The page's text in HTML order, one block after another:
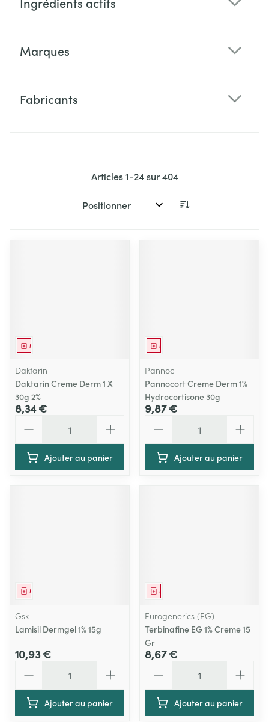
Marques
Fabricants
Articles1-24sur404
Trier par:
Médicament
Daktarin
Daktarin Creme Derm 1 X
30g 2%
8,34 €
Ajouter au panier
Médicament
Pannoc
Pannocort Creme Derm 1%
Hydrocortisone 30g
9,87 €
Ajouter au panier
Médicament
Gsk
Lamisil Dermgel 1% 15g
10,93 €
Ajouter au panier
Médicament
Eurogenerics (EG)
Terbinafine EG 1% Creme 15
Gr
8,67 €
Ajouter au panier